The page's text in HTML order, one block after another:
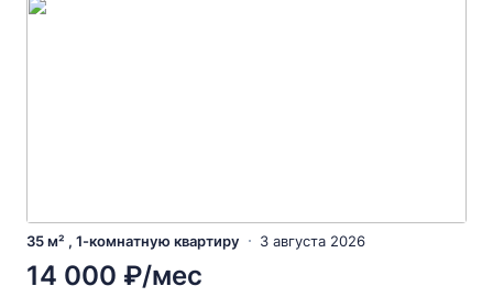
35 м² , 1-комнатную квартиру 3 августа 2026
14 000 ₽/мес